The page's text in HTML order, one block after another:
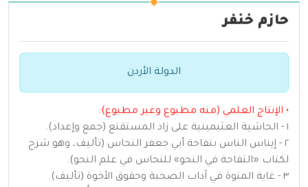
حازم خنفر
الدولة الأردن
• الإنتاج العلمي (منه مطبوع وغير مطبوع):
١ - الحاشية العثيمينية على زاد المستقنع (جمع وإعداد).
٢ - إيناس الناس بتفاحة أبي جعفر النحاس (تأليف، وهو شرح
لكتاب «التفاحة في النحو» للنحاس في علم النحو).
٣ - غاية المنوة في آداب الصحبة وحقوق الأخوة (تأليف).